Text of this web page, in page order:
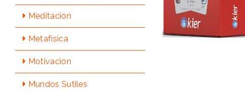
Meditación
Metafísica
Motivación
Mundos Sutiles